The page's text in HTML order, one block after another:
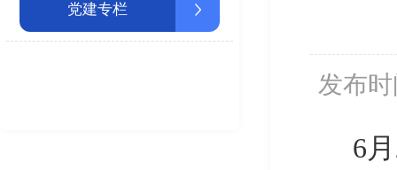
党建专栏
发布
6